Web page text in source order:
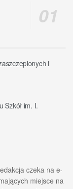
i
Szkół im. I.
czeka na e-
miejsce na